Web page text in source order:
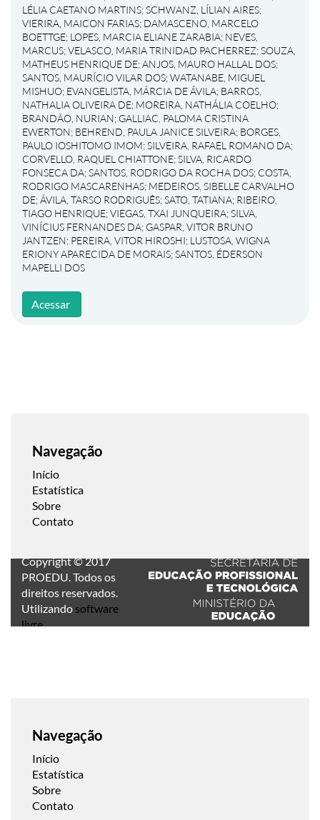
LÉLIA CAETANO MARTINS;SCHWANZ, LÍLIAN AIRES;
VIERIRA, MAICON FARIAS; DAMASCENO, MARCELO
BOETTGE; LOPES, MARCIA ELIANE ZARABIA; NEVES,
MARCUS;VELASCO, MARIA TRINIDAD PACHERREZ;SOUZA,
MATHEUS HENRIQUE DE;ANJOS, MAURO HALLAL DOS;
SANTOS, MAURÍCIO VILAR DOS;WATANABE, MIGUEL
MISHUO; EVANGELISTA, MÁRCIA DE ÁVILA; BARROS,
NATHALIA OLIVEIRA DE; MOREIRA, NATHÁLIA COELHO;
BRANDÃO, NURIAN; GALLIAC, PALOMA CRISTINA
EWERTON; BEHREND, PAULA JANICE SILVEIRA; BORGES,
PAULO IOSHITOMO IMOM;SILVEIRA, RAFAEL ROMANO DA;
CORVELLO, RAQUEL CHIATTONE;SILVA, RICARDO
FONSECA DA;SANTOS, RODRIGO DA ROCHA DOS; COSTA,
RODRIGO MASCARENHAS; MEDEIROS, SIBELLE CARVALHO
DE;ÁVILA, TARSO RODRIGUÊS;SATO, TATIANA; RIBEIRO,
TIAGO HENRIQUE;VIEGAS, TXAI JUNQUEIRA;SILVA,
VINÍCIUS FERNANDES DA; GASPAR, VITOR BRUNO
JANTZEN; PEREIRA, VITOR HIROSHI; LUSTOSA, WIGNA
ERIONY APARECIDA DE MORAIS;SANTOS, ÉDERSON
MAPELLI DOS
Acessar
Navegação
Início
Estatística
Sobre
Contato
Copyright © 2017
PROEDU. Todos os
direitos reservados.
Utilizando software
livre.
Navegação
Início
Estatística
Sobre
Contato